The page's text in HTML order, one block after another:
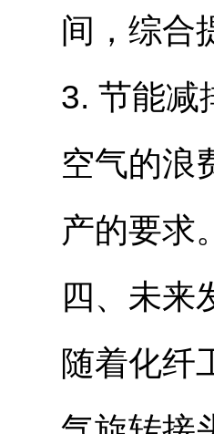
间，综合
3. 节能减
空气的浪
产的要求
四、未来
随着化纤